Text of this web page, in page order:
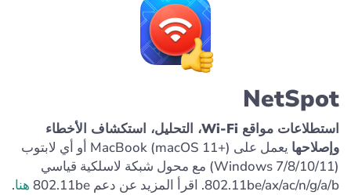
NetSpot
استطلاعات مواقع Wi-Fi، التحليل، استكشاف الأخطاء
وإصلاحها
يعمل على MacBook (macOS 11+) أو أي لابتوب
(Windows 7/8/10/11) مع محول شبكة لاسلكية قياسي
802.11be/ax/ac/n/g/a/b. اقرأ المزيد عن دعم 802.11be
هنا.